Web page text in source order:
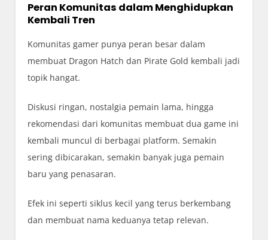
Peran Komunitas dalam Menghidupkan
Kembali Tren
Komunitas gamer punya peran besar dalam
membuat Dragon Hatch dan Pirate Gold kembali jadi
topik hangat.
Diskusi ringan, nostalgia pemain lama, hingga
rekomendasi dari komunitas membuat dua game ini
kembali muncul di berbagai platform. Semakin
sering dibicarakan, semakin banyak juga pemain
baru yang penasaran.
Efek ini seperti siklus kecil yang terus berkembang
dan membuat nama keduanya tetap relevan.